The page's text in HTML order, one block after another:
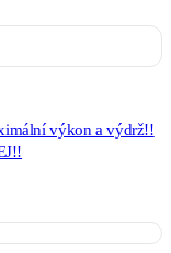
výkon a výdrž!!